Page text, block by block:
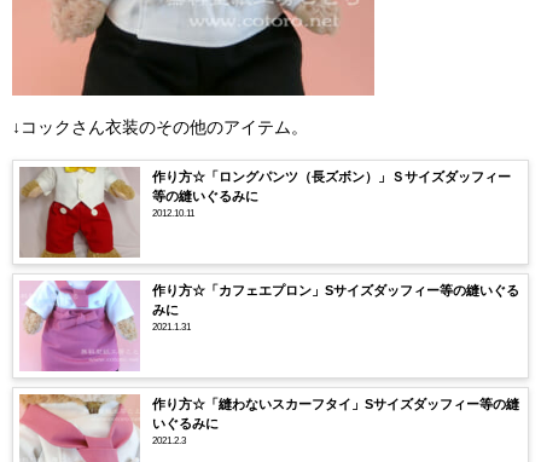
↓コックさん衣装のその他のアイテム。
作り方☆「ロングパンツ（長ズボン）」Ｓサイズダッフィー
等の縫いぐるみに
2012.10.11
作り方☆「カフェエプロン」Sサイズダッフィー等の縫いぐる
みに
2021.1.31
作り方☆「縫わないスカーフタイ」Sサイズダッフィー等の縫
いぐるみに
2021.2.3